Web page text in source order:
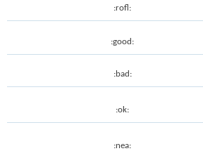
:rofl:
:good:
:bad:
:ok:
:nea: